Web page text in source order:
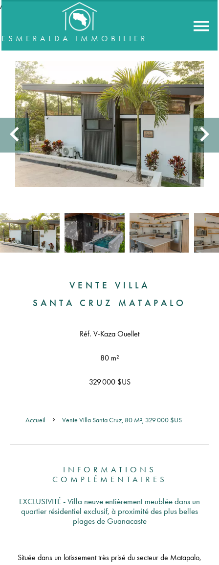
//accordeon
ESMERALDA IMMOBILIER
VENTE VILLA
SANTA CRUZ MATAPALO
Réf. V-Kaza Ouellet
80 m²
329 000 $US
Accueil Vente Villa Santa Cruz, 80 M², 329 000 $US
INFORMATIONS
COMPLÉMENTAIRES
EXCLUSIVITÉ - Villa neuve entièrement meublée dans un
quartier résidentiel exclusif, à proximité des plus belles
plages de Guanacaste
Située dans un lotissement très prisé du secteur de Matapalo,